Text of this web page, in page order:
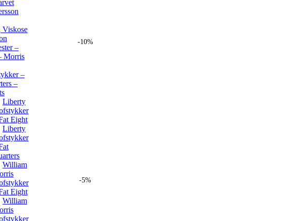
Viskose
–
Morris
–
–
Liberty
Eight
Liberty
William
Eight
William
-10%
-5%